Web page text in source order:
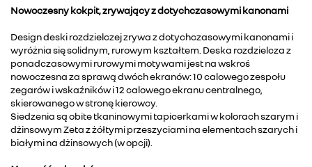
Nowoczesny kokpit, zrywający z dotychczasowymi kanonami
Design deski rozdzielczej zrywa z dotychczasowymi kanonami i
wyróżnia się solidnym, rurowym kształtem. Deska rozdzielcza z
ponadczasowymi rurowymi motywami jest na wskroś
nowoczesna za sprawą dwóch ekranów: 10 calowego zespołu
zegarów i wskaźników i 12 calowego ekranu centralnego,
skierowanego w stronę kierowcy.
Siedzenia są obite tkaninowymi tapicerkami w kolorach szarym i
dżinsowym Zeta z żółtymi przeszyciami na elementach szarych i
białymi na dżinsowych (w opcji).